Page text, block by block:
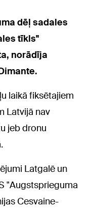
dēļ sadales
tīkls"
norādīja
laikā fiksētajiem
Latvijā nav
jeb dronu
Latgalē un
"Augstsprieguma
Cesvaine-